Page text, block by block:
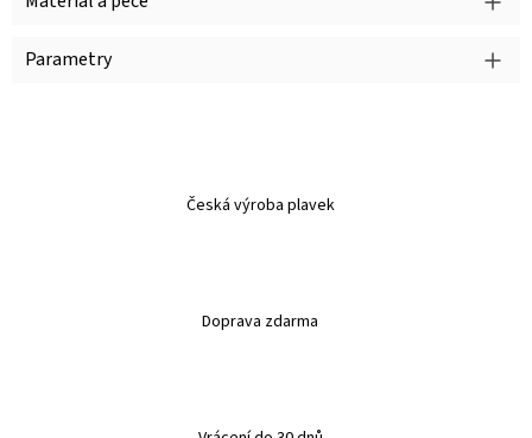
Parametry
Česká výroba plavek
Doprava zdarma